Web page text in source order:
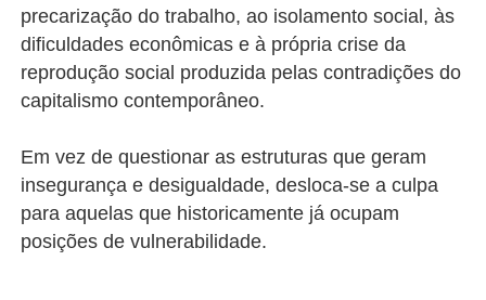
precarização do trabalho, ao isolamento social, às
dificuldades econômicas e à própria crise da
reprodução social produzida pelas contradições do
capitalismo contemporâneo.
Em vez de questionar as estruturas que geram
insegurança e desigualdade, desloca-se a culpa
para aquelas que historicamente já ocupam
posições de vulnerabilidade.